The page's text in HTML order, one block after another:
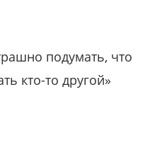
подумать, что
кто-то другой»